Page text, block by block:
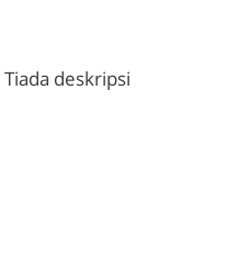
Tiada deskripsi